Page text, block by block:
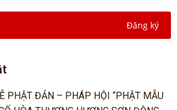
Đăng ký
PHẬT ĐẢN – PHÁP HỘI “PHẬT MẪU